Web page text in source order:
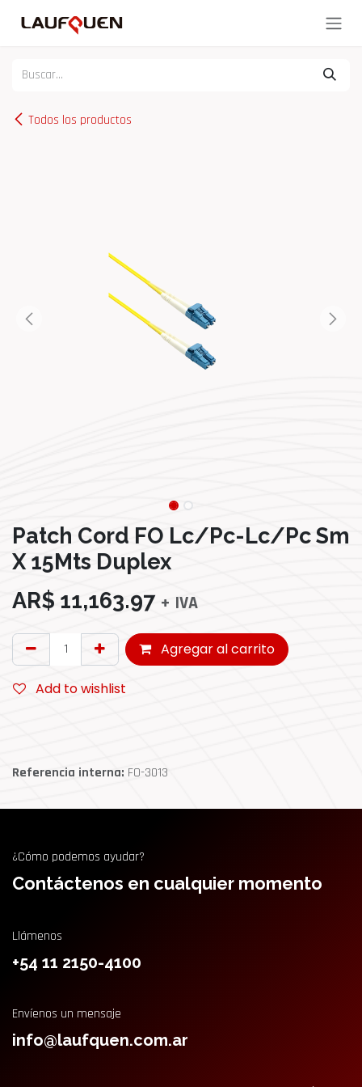
Todos los productos
Patch Cord FO Lc/Pc-Lc/Pc Sm
X 15Mts Duplex
AR$ 11,163.97 + IVA
Agregar al carrito
Add to wishlist
Referencia interna: FO-3013
¿Cómo podemos ayudar?
Contáctenos en cualquier momento
Llámenos
+54 11 2150-4100
Envíenos un mensaje
info@laufquen.com.ar